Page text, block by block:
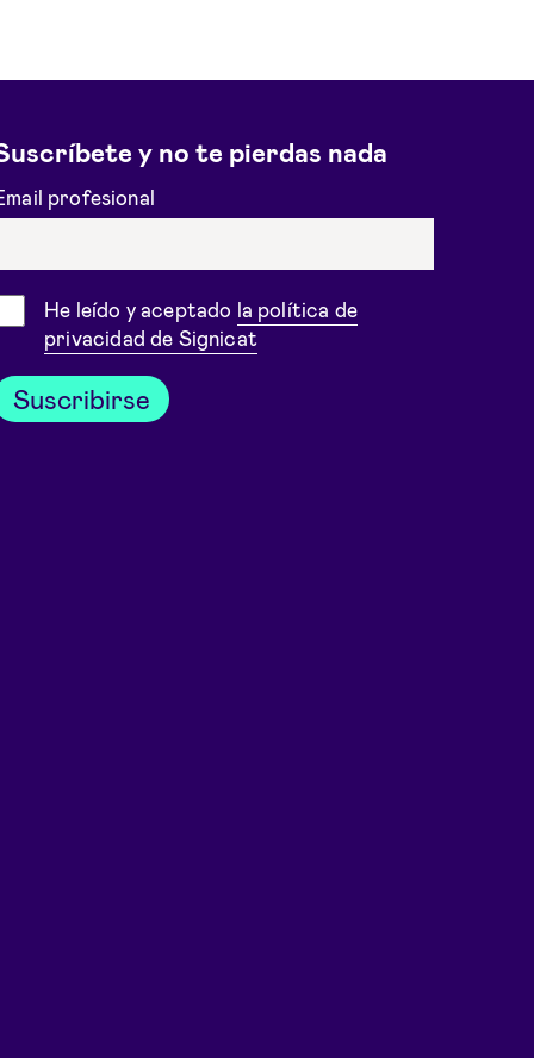
y no te pierdas nada
profesional
Consentimiento
He leído y aceptado la política de
privacidad de Signicat
Suscribirse